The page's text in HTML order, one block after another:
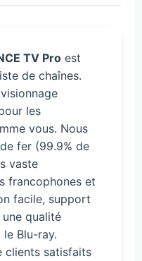
TV Pro est
de chaînes.
les
vous. Nous
fer (99.9% de
vaste
francophones et
facile, support
qualité
le Blu-ray.
clients satisfaits